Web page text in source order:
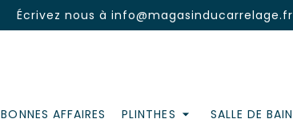
Écrivez nous àinfo@magasinducarrelage.fr
BONNES AFFAIRES PLINTHES SALLE DE BAIN